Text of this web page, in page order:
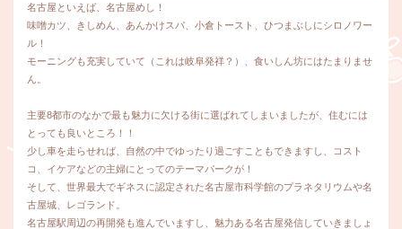
名古屋といえば、名古屋めし！
味噌カツ、きしめん、あんかけスパ、小倉トースト、ひつまぶしにシロノワー
ル！
モーニングも充実していて（これは岐阜発祥？）、食いしん坊にはたまりませ
ん。
主要8都市のなかで最も魅力に欠ける街に選ばれてしまいましたが、住むには
とっても良いところ！！
少し車を走らせれば、自然の中でゆったり過ごすこともできますし、コスト
コ、イケアなどの主婦にとってのテーマパークが！
そして、世界最大でギネスに認定された名古屋市科学館のプラネタリウムや名
古屋城、レゴランド。
名古屋駅周辺の再開発も進んでいますし、魅力ある名古屋発信していきましょ